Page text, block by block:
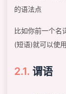
的语法点
比如你前一个名
(短语)就可以使
谓语